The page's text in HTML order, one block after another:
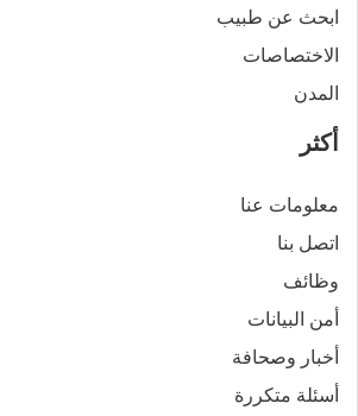
ابحث عن طبيب
الاختصاصات
المدن
أكثر
معلومات عنا
اتصل بنا
وظائف
أمن البيانات
أخبار وصحافة
أسئلة متكررة